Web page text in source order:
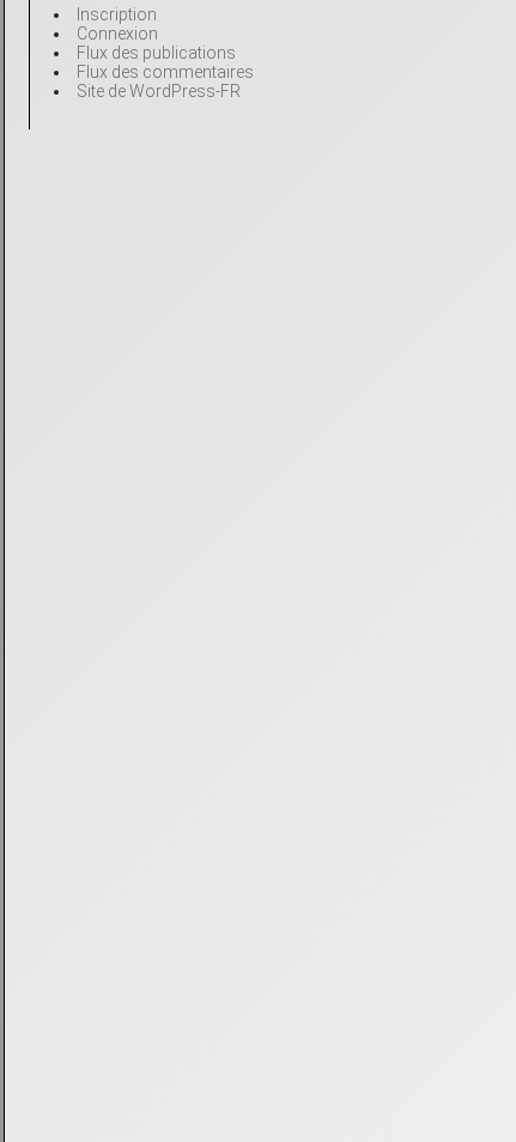
Inscription
Connexion
Flux des publications
Flux des commentaires
Site de WordPress-FR